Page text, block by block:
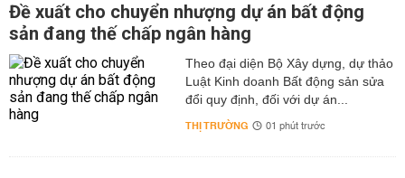
Đề xuất cho chuyển nhượng dự án bất động
sản đang thế chấp ngân hàng
Theo đại diện Bộ Xây dựng, dự thảo
Luật Kinh doanh Bất động sản sửa
đổi quy định, đối với dự án...
THỊ TRƯỜNG 01 phút trước